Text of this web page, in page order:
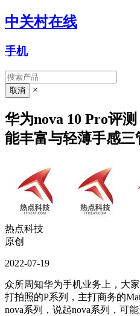
中关村在线
手机
×
华为nova 10 Pro评
能丰富与轻薄手感三
热点科技
原创
2022-07-19
众所周知华为手机业务上，大
打拍照的P系列，主打商务的
nova系列，说起nova系列，可